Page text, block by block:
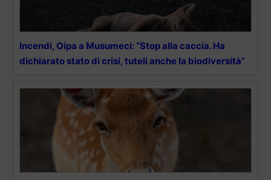
Incendi, Oipa a Musumeci: “Stop alla caccia. Ha
dichiarato stato di crisi, tuteli anche la biodiversità”